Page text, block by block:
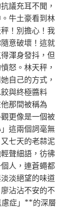
議充耳不聞，
牛土豪看到林
！別擔心！我
意破壞！這就
渾身發抖，但
怒。林天秤，
自己的方式，
與終極醬料
那間被稱為
更像是一個被
這兩個詞毫無
七天的老蒜泥
聲細語，彷彿
人，連蒼蠅都
淡絕望的味道
沾沾不安的不
症」**的深層